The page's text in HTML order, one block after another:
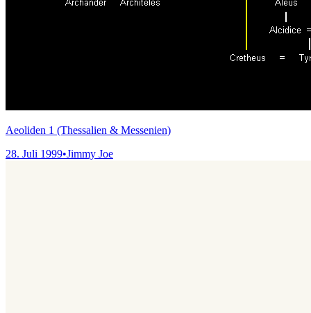
Aeoliden 1 (Thessalien & Messenien)
28. Juli 1999•Jimmy Joe